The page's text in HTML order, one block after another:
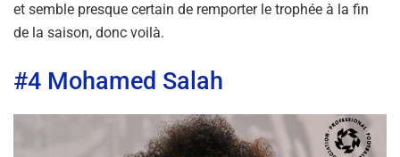
et semble presque certain de remporter le trophée à la fin
de la saison, donc voilà.
#4 Mohamed Salah